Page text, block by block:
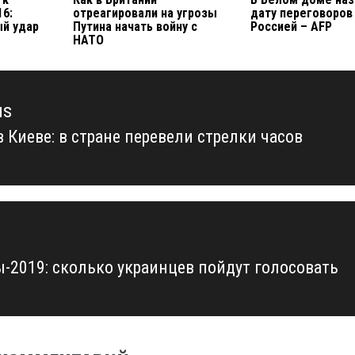
удар
отреагировали на угрозы
Путина начать войну с
НАТО
дату
Россией – AFP
Киеве: в стране перевели стрелки часов
сколько украинцев пойдут голосовать